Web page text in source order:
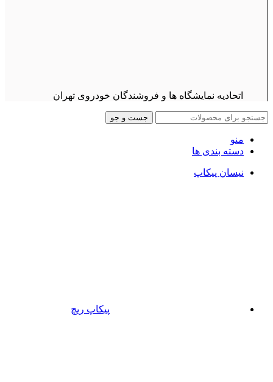
اتحادیه نمایشگاه ها و فروشندگان خودروی تهران
جست و جو
منو
دسته بندی ها
نیسان پیکاپ
پیکاپ ریچ